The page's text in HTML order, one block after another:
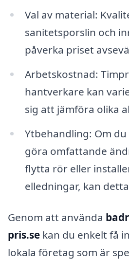
Val av material:
sanitetsporslin och
påverka priset
Arbetskostnad:
hantverkare kan
sig att jämföra olika
Ytbehandling: Om
göra omfattande
flytta rör eller
elledningar, kan
Genom att använda
pris.se kan du enkelt få
lokala företag som är